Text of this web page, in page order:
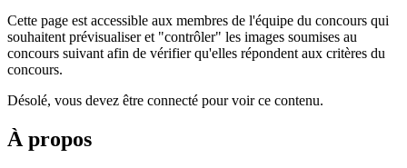
Cette page est accessible aux membres de l'équipe du concours qui
souhaitent prévisualiser et "contrôler" les images soumises au
concours suivant afin de vérifier qu'elles répondent aux critères du
concours.
Désolé, vous devez être connecté pour voir ce contenu.
À propos